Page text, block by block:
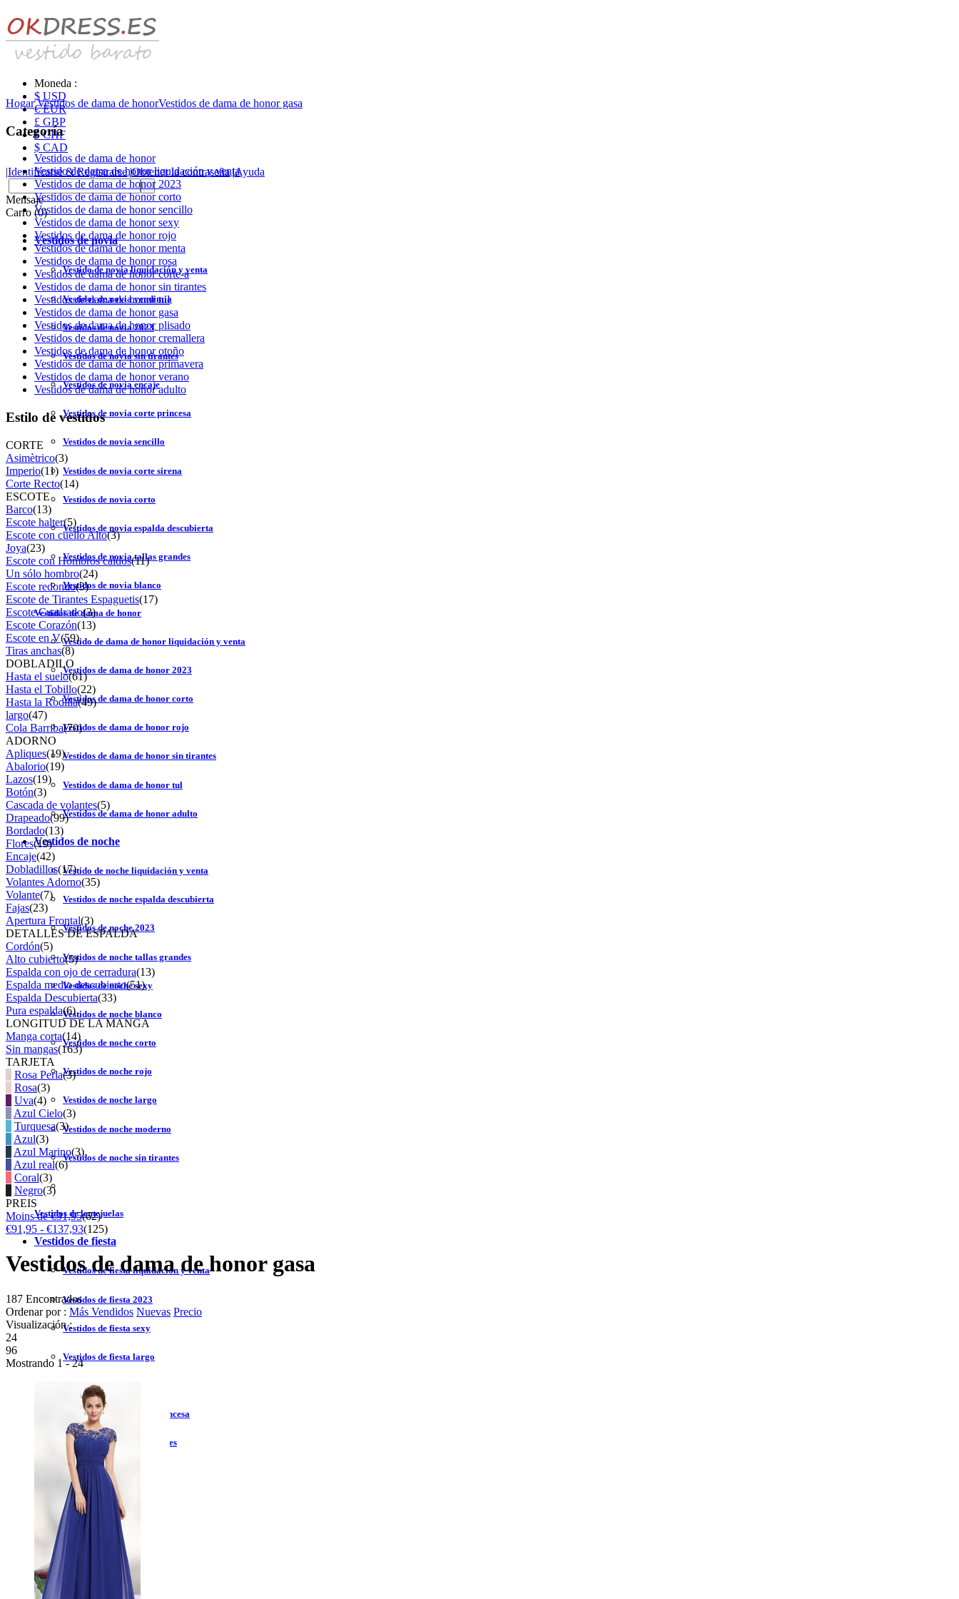
Moneda :
$ USD
€ EUR
£ GBP
₣ CHF
$ CAD
|Identificarse & Registrarse |Obtener la contraseña |Ayuda
Mensaje
Carro (0)
Vestidos de novia
Vestido de novia liquidación y venta
Vestidos de novia vendimia
Vestidos de novia 2023
Vestidos de novia sin tirantes
Vestidos de novia encaje
Vestidos de novia corte princesa
Vestidos de novia sencillo
Vestidos de novia corte sirena
Vestidos de novia corto
Vestidos de novia espalda descubierta
Vestidos de novia tallas grandes
Vestidos de novia blanco
Vestidos de dama de honor
Vestido de dama de honor liquidación y venta
Vestidos de dama de honor 2023
Vestidos de dama de honor corto
Vestidos de dama de honor rojo
Vestidos de dama de honor sin tirantes
Vestidos de dama de honor tul
Vestidos de dama de honor adulto
Vestidos de noche
Vestido de noche liquidación y venta
Vestidos de noche espalda descubierta
Vestidos de noche 2023
Vestidos de noche tallas grandes
Vestidos de noche sexy
Vestidos de noche blanco
Vestidos de noche corto
Vestidos de noche rojo
Vestidos de noche largo
Vestidos de noche moderno
Vestidos de noche sin tirantes
Vestidos de lentejuelas
Vestidos de fiesta
Vestidos de fiesta liquidación y venta
Vestidos de fiesta 2023
Vestidos de fiesta sexy
Vestidos de fiesta largo
Vestidos de fiesta corto
Vestidos de fiesta corte princesa
Vestidos de fiesta sin tirantes
Vestidos de fiesta negro
Vestidos de fiesta rojo
Vestidos de fiesta amarillo
Vestidos de fiesta azul
Vestidos de cóctel
Hogar Vestidos de dama de honorVestidos de dama de honor gasa
Categoría
Vestidos de dama de honor
Vestido de dama de honor liquidación y venta
Vestidos de dama de honor 2023
Vestidos de dama de honor corto
Vestidos de dama de honor sencillo
Vestidos de dama de honor sexy
Vestidos de dama de honor rojo
Vestidos de dama de honor menta
Vestidos de dama de honor rosa
Vestidos de dama de honor corte-a
Vestidos de dama de honor sin tirantes
Vestidos de dama de honor tul
Vestidos de dama de honor gasa
Vestidos de dama de honor plisado
Vestidos de dama de honor cremallera
Vestidos de dama de honor otoño
Vestidos de dama de honor primavera
Vestidos de dama de honor verano
Vestidos de dama de honor adulto
Estilo de vestidos
CORTE
Asimètrico(3)
Imperio(11)
Corte Recto(14)
ESCOTE
Barco(13)
Escote halter(5)
Escote con cuello Alto(3)
Joya(23)
Escote con Hombros caídos(11)
Un sólo hombro(24)
Escote redondo(3)
Escote de Tirantes Espaguetis(17)
Escote Cuadrado(3)
Escote Corazón(13)
Escote en V(59)
Tiras anchas(8)
DOBLADILO
Hasta el suelo(61)
Hasta el Tobillo(22)
Hasta la Rodilla(49)
largo(47)
Cola Barriba(70)
ADORNO
Apliques(19)
Abalorio(19)
Lazos(19)
Botón(3)
Cascada de volantes(5)
Drapeado(99)
Bordado(13)
Flores(19)
Encaje(42)
Dobladillos(17)
Volantes Adorno(35)
Volante(7)
Fajas(23)
Apertura Frontal(3)
DETALLES DE ESPALDA
Cordón(5)
Alto cubierto(5)
Espalda con ojo de cerradura(13)
Espalda medio descubierto(51)
Espalda Descubierta(33)
Pura espalda(6)
LONGITUD DE LA MANGA
Manga corta(14)
Sin mangas(163)
TARJETA
Rosa Perla(3)
Rosa(3)
Uva(4)
Azul Cielo(3)
Turquesa(3)
Azul(3)
Azul Marino(3)
Azul real(6)
Coral(3)
Negro(3)
PREIS
Moins de €91,95(62)
€91,95 - €137,93(125)
Vestidos de dama de honor gasa
187 Encontrados
Ordenar por : Más Vendidos Nuevas Precio
Visualización :
24
96
Mostrando 1 - 24